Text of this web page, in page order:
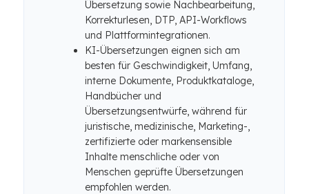
Übersetzung sowie Nachbearbeitung,
Korrekturlesen, DTP, API-Workflows
und Plattformintegrationen.
KI-Übersetzungen eignen sich am
besten für Geschwindigkeit, Umfang,
interne Dokumente, Produktkataloge,
Handbücher und
Übersetzungsentwürfe, während für
juristische, medizinische, Marketing-,
zertifizierte oder markensensible
Inhalte menschliche oder von
Menschen geprüfte Übersetzungen
empfohlen werden.